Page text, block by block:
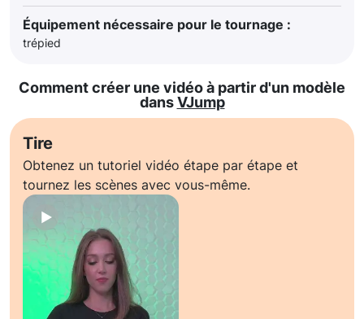
Équipement nécessaire pour le tournage :
trépied
Comment créer une vidéo à partir d'un modèle
dansVJump
Tire
Obtenez un tutoriel vidéo étape par étape et
tournez les scènes avec vous-même.